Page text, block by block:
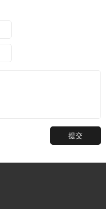
提交